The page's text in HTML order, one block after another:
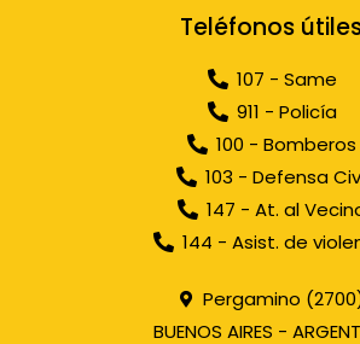
Teléfonos
107 - Same
911 - Policía
100 - Bomberos
103 - Defensa
147 - At. al
144 - Asist. de
Pergamino
BUENOS AIRES -